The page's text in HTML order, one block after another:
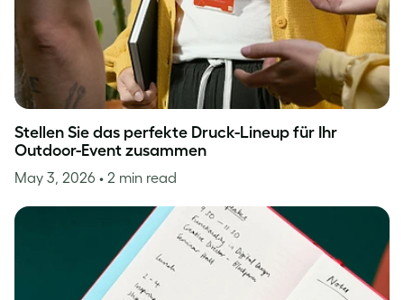
Stellen Sie das perfekte Druck-Lineup für Ihr
Outdoor-Event zusammen
May 3, 2026 • 2 min read